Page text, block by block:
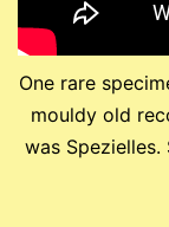
One rare
mouldy old
was Spezielles.